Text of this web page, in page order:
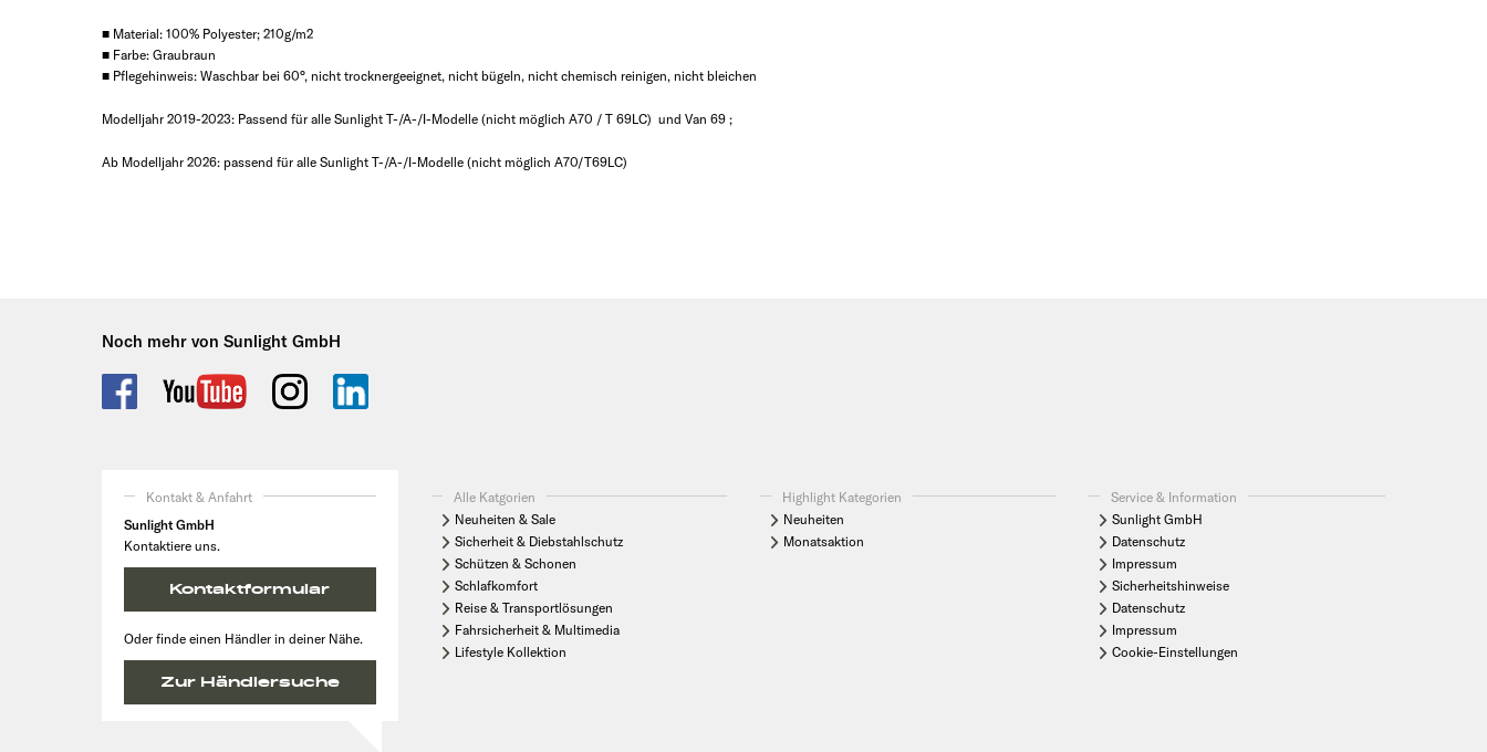
■ Material: 100% Polyester; 210g/m2
■ Farbe: Graubraun
■ Pflegehinweis: Waschbar bei 60°, nicht trocknergeeignet, nicht bügeln, nicht chemisch reinigen, nicht bleichen
Modelljahr 2019-2023: Passend für alle Sunlight T-/A-/I-Modelle (nicht möglich A70 / T 69LC) und Van 69 ;
Ab Modelljahr 2026: passend für alle Sunlight T-/A-/I-Modelle (nicht möglich A70/T69LC)
Noch mehr von Sunlight GmbH
Kontakt & Anfahrt
Sunlight GmbH
Kontaktiere uns.
Kontaktformular
Oder finde einen Händler in deiner Nähe.
Zur Händlersuche
Alle Katgorien
Neuheiten & Sale
Sicherheit & Diebstahlschutz
Schützen & Schonen
Schlafkomfort
Reise & Transportlösungen
Fahrsicherheit & Multimedia
Lifestyle Kollektion
Highlight Kategorien
Neuheiten
Monatsaktion
Service & Information
Sunlight GmbH
Datenschutz
Impressum
Sicherheitshinweise
Datenschutz
Impressum
Cookie-Einstellungen